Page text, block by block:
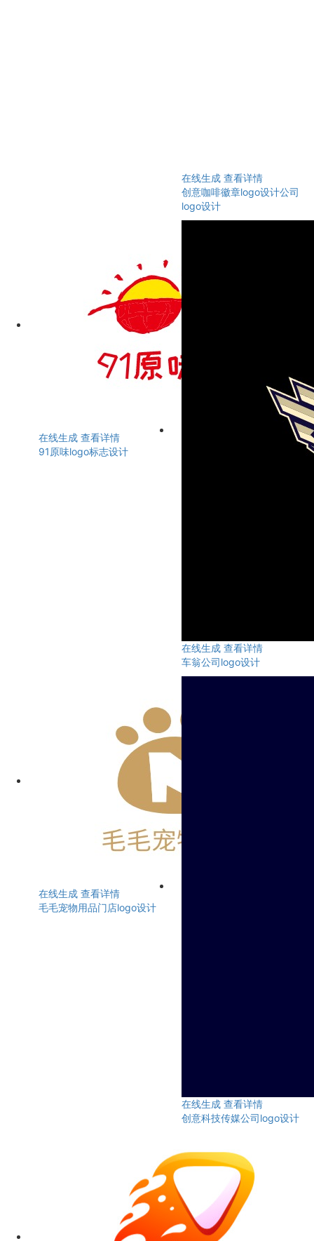
在线生成 查看详情
创意咖啡徽章logo设计公司
logo设计
在线生成 查看详情
91原味logo标志设计
在线生成 查看详情
车翁公司logo设计
在线生成 查看详情
毛毛宠物用品门店logo设计
在线生成 查看详情
创意科技传媒公司logo设计